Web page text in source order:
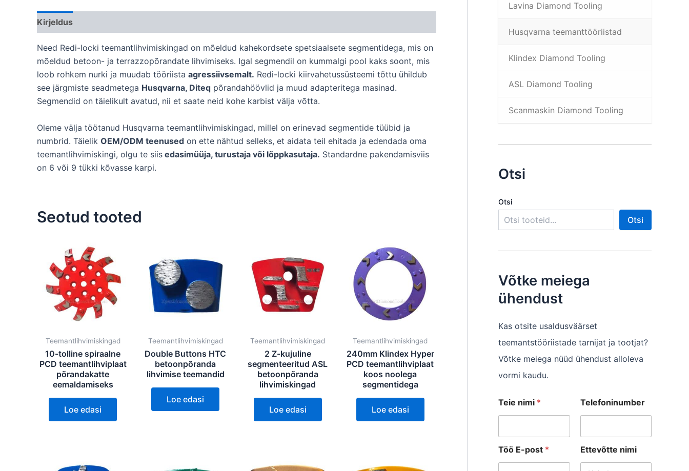
Kirjeldus
Need Redi-locki teemantlihvimiskingad on mõeldud kahekordsete spetsiaalsete segmentidega, mis on
mõeldud betoon- ja terrazzopõrandate lihvimiseks. Igal segmendil on kummalgi pool kaks soont, mis
loob rohkem nurki ja muudab tööriista agressiivsemalt. Redi-locki kiirvahetussüsteemi tõttu ühildub
see järgmiste seadmetega Husqvarna, Diteq põrandahöövlid ja muud adapteritega masinad.
Segmendid on täielikult avatud, nii et saate neid kohe karbist välja võtta.
Oleme välja töötanud Husqvarna teemantlihvimiskingad, millel on erinevad segmentide tüübid ja
numbrid. Täielik OEM/ODM teenused on ette nähtud selleks, et aidata teil ehitada ja edendada oma
teemantlihvimiskingi, olgu te siis edasimüüja, turustaja või lõppkasutaja. Standardne pakendamisviis
on 6 või 9 tükki kõvasse karpi.
Seotud tooted
Teemantlihvimiskingad
10-tolline spiraalne
PCD teemantlihviplaat
põrandakatte
eemaldamiseks
Loe edasi
Teemantlihvimiskingad
Double Buttons HTC
betoonpõranda
lihvimise teemandid
Loe edasi
Teemantlihvimiskingad
2 Z-kujuline
segmenteeritud ASL
betoonpõranda
lihvimiskingad
Loe edasi
Teemantlihvimiskingad
240mm Klindex Hyper
PCD teemantlihviplaat
koos noolega
segmentidega
Loe edasi
Lavina Diamond Tooling
Husqvarna teemanttööriistad
Klindex Diamond Tooling
ASL Diamond Tooling
Scanmaskin Diamond Tooling
Otsi
Otsi
Otsi
Võtke meiega
ühendust
Kas otsite usaldusväärset
teemantstööriistade tarnijat ja tootjat?
Võtke meiega nüüd ühendust alloleva
vormi kaudu.
Teie nimi * Telefoninumber
Töö E-post * Ettevõtte nimi